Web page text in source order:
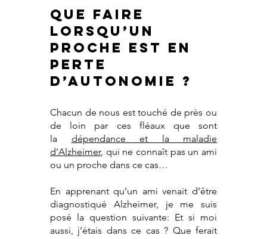
QUE FAIRE
LORSQU’UN
PROCHE EST EN
PERTE
D’AUTONOMIE ?
Chacun de nous est touché de près ou
de loin par ces fléaux que sont
la dépendance et la maladie
d’Alzheimer, qui ne connaît pas un ami
ou un proche dans ce cas…
En apprenant qu’un ami venait d’être
diagnostiqué Alzheimer, je me suis
posé la question suivante: Et si moi
aussi, j’étais dans ce cas ? Que ferait